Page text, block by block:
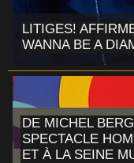
LITIGES!
WANNA BE A
DE MICHEL
SPECTACLE
ET À LA SEINE